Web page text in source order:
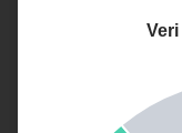
Veri